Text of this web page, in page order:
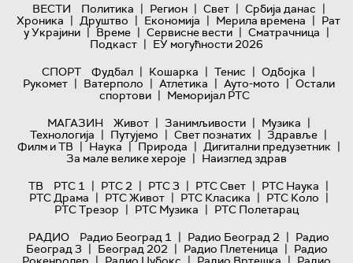
ВЕСТИ Политика | Регион | Свет | Србија данас |
Хроника | Друштво | Економија | Мерила времена | Рат
у Украјини | Време | Сервисне вести | Сматрачница |
Подкаст | ЕУ могућности 2026
СПОРТ
Фудбал | Кошарка | Тенис | Одбојка |
Рукомет | Ватерполо | Атлетика | Ауто-мото | Остали
спортови | Меморијал РТС
МАГАЗИН
Живот | Занимљивости | Музика |
Технологијa | Путујемо | Свет познатих | Здравље |
Филм и ТВ | Наука | Природа | Дигитални предузетник |
За мале велике хероје | Наизглед здрав
ТВ
РТС 1 | РТС 2 | РТС 3 | РТС Свет | РТС Наука |
РТС Драма | РТС Живот | РТС Класика | РТС Коло |
РТС Трезор | РТС Музика | РТС Полетарац
РАДИО
Радио Београд 1 | Радио Београд 2 | Радио
Београд 3 | Београд 202 | Радио Плетеница | Радио